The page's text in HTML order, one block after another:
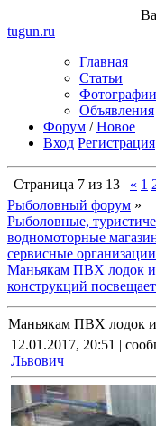
tugun.ru
Главная
Статьи
Фотографии
Объявления
Форум /Новое
Вход Регистрация
Страница 7 из 13 « 1
Рыболовный форум »
Рыболовные,
водномоторные
сервисные организации
Маньякам ПВХ лодок и
конструкций
Маньякам ПВХ лодок и
12.01.2017, 20:51 |
Львович